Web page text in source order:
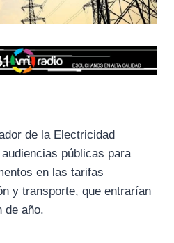
de la Electricidad
públicas para
en las tarifas
y transporte, que entrarían
de año.